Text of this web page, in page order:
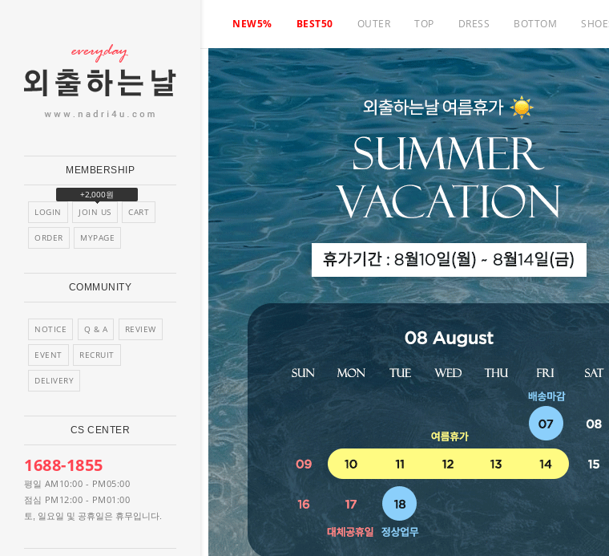
NEW5% BEST50 OUTER TOP DRESS BOTTOM
MEMBERSHIP
LOGIN JOIN US
+2,000원
CART
ORDER MYPAGE
COMMUNITY
NOTICE Q & A REVIEW
EVENT RECRUIT
DELIVERY
CS CENTER
1688-1855
평일 AM10:00 - PM05:00
점심 PM12:00 - PM01:00
토, 일요일 및 공휴일은 휴무입니다.